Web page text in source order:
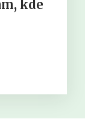
kde